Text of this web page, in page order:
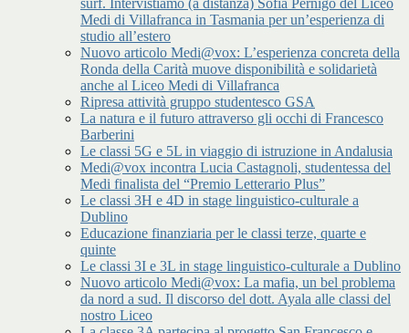
surf. Intervistiamo (a distanza) Sofia Pernigo del Liceo
Medi di Villafranca in Tasmania per un’esperienza di
studio all’estero
Nuovo articolo Medi@vox: L’esperienza concreta della
Ronda della Carità muove disponibilità e solidarietà
anche al Liceo Medi di Villafranca
Ripresa attività gruppo studentesco GSA
La natura e il futuro attraverso gli occhi di Francesco
Barberini
Le classi 5G e 5L in viaggio di istruzione in Andalusia
Medi@vox incontra Lucia Castagnoli, studentessa del
Medi finalista del “Premio Letterario Plus”
Le classi 3H e 4D in stage linguistico-culturale a
Dublino
Educazione finanziaria per le classi terze, quarte e
quinte
Le classi 3I e 3L in stage linguistico-culturale a Dublino
Nuovo articolo Medi@vox: La mafia, un bel problema
da nord a sud. Il discorso del dott. Ayala alle classi del
nostro Liceo